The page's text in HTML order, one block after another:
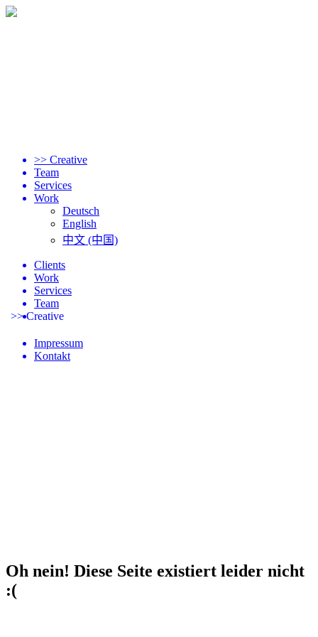
>> Creative
Team
Services
Work
Deutsch
English
中文 (中国)
Clients
Work
Services
Team
>> Creative
Impressum
Kontakt
Oh nein! Diese Seite existiert leider nicht
:(